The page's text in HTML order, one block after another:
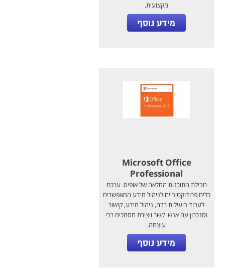
מקצועית.
Microsoft Office
Professional
חבילת התוכנות המלאה של אופיס. ערכת
כלים פרודוקטיביים לניהול מידע המאפשרים
לעבוד ביעילות רבה, ניהול מידע, קישור
וסנכרון עם אנשי קשר ויצירת מסמכים רבי
עוצמה.